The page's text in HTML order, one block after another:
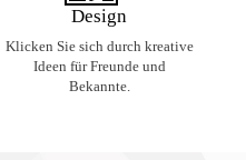
Design
Klicken Sie sich durch kreative
Ideen für Freunde und
Bekannte.